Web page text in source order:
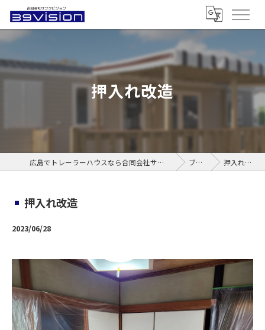
押入れ改造
広島でトレーラーハウスなら合同会社サンクビジョン ブログ 押入れ改造
押入れ改造
2023/06/28